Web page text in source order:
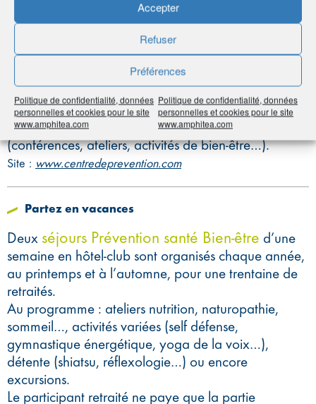
Accepter
Refuser
Préférences
Politique de confidentialité, données
personnelles et cookies pour le site
www.amphitea.com
Politique de confidentialité, données
personnelles et cookies pour le site
www.amphitea.com
plus de 50 ans, et à leurs conjoints, est à réaliser
dans l’un des 14 centres de prévention « Bien vieillir
» Agirc-Arrco.
À l’issue du bilan, une ordonnance de prévention
vous sera délivrée pour préconiser la réalisation de
bilans plus spécifiques (sommeil, nutrition mémoire…)
ou la participation à des actions de prévention
(conférences, ateliers, activités de bien-être…).
Site : www.centredeprevention.com
Partez en vacances
Deux séjours Prévention santé Bien-être d’une
semaine en hôtel-club sont organisés chaque année,
au printemps et à l’automne, pour une trentaine de
retraités.
Au programme : ateliers nutrition, naturopathie,
sommeil…, activités variées (self défense,
gymnastique énergétique, yoga de la voix…),
détente (shiatsu, réflexologie…) ou encore
excursions.
Le participant retraité ne paye que la partie